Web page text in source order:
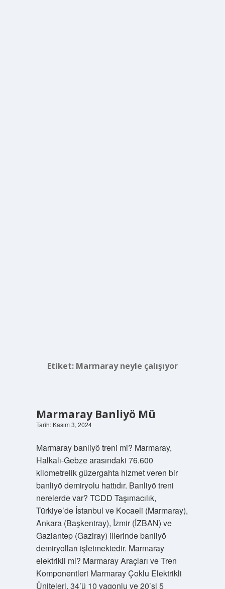
Etiket: Marmaray neyle çalışıyor
Marmaray Banliyö Mü
Tarih: Kasım 3, 2024
Marmaray banliyö treni mi? Marmaray,
Halkalı-Gebze arasındaki 76.600
kilometrelik güzergahta hizmet veren bir
banliyö demiryolu hattıdır. Banliyö treni
nerelerde var? TCDD Taşımacılık,
Türkiye’de İstanbul ve Kocaeli (Marmaray),
Ankara (Başkentray), İzmir (İZBAN) ve
Gaziantep (Gaziray) illerinde banliyö
demiryolları işletmektedir. Marmaray
elektrikli mi? Marmaray Araçları ve Tren
Komponentleri Marmaray Çoklu Elektrikli
Üniteleri, 34’ü 10 vagonlu ve 20’si 5